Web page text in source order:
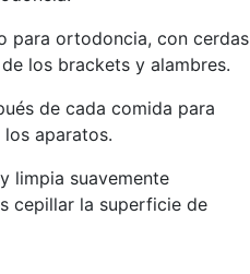
para ortodoncia, con cerdas
los brackets y alambres.
de cada comida para
aparatos.
limpia suavemente
cepillar la superficie de